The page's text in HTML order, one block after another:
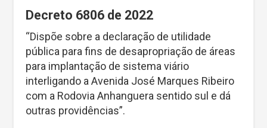
Decreto 6806 de 2022
“Dispõe sobre a declaração de utilidade
pública para fins de desapropriação de áreas
para implantação de sistema viário
interligando a Avenida José Marques Ribeiro
com a Rodovia Anhanguera sentido sul e dá
outras providências”.